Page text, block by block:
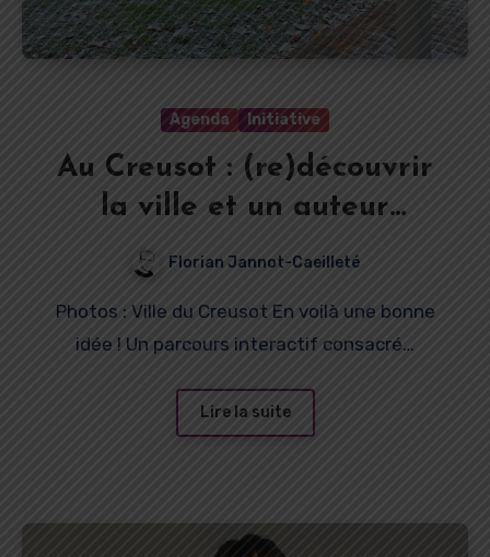
Agenda Initiative
Au Creusot : (re)découvrir
la ville et un auteur
Florian Jannot-Caeilleté
Photos : Ville du Creusot En voilà une bonne
idée ! Un parcours interactif consacré…
Lire la suite